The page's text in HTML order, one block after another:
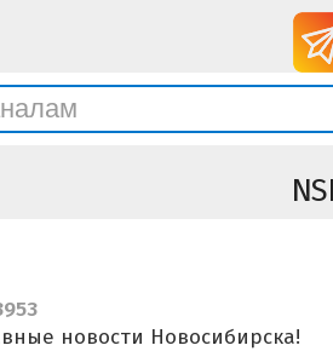
новости Новосибирска!